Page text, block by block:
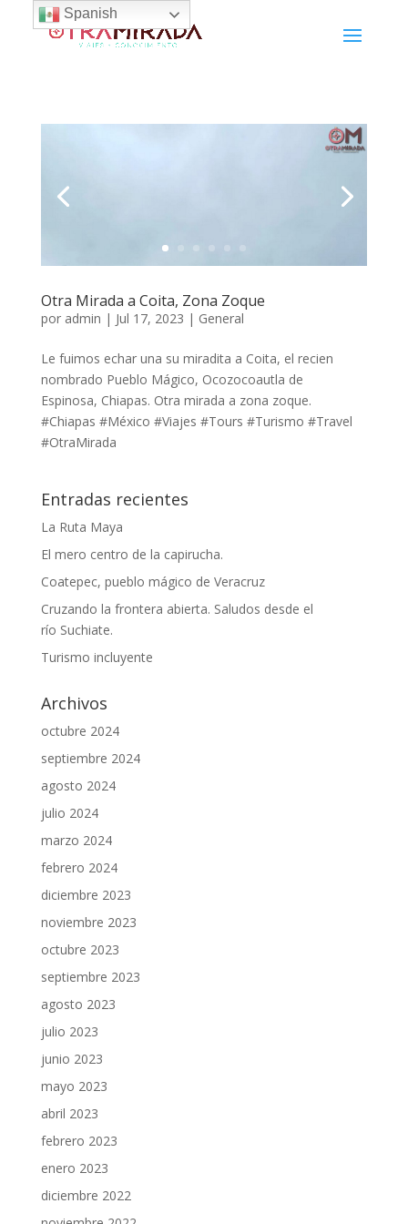
Otra Mirada a Coita, Zona Zoque
por admin | Jul 17, 2023 | General
Le fuimos echar una su miradita a Coita, el recien
nombrado Pueblo Mágico, Ocozocoautla de
Espinosa, Chiapas. Otra mirada a zona zoque.
#Chiapas #México #Viajes #Tours #Turismo #Travel
#OtraMirada
Entradas recientes
La Ruta Maya
El mero centro de la capirucha.
Coatepec, pueblo mágico de Veracruz
Cruzando la frontera abierta. Saludos desde el
río Suchiate.
Turismo incluyente
Archivos
octubre 2024
septiembre 2024
agosto 2024
julio 2024
marzo 2024
febrero 2024
diciembre 2023
noviembre 2023
octubre 2023
septiembre 2023
agosto 2023
julio 2023
junio 2023
mayo 2023
abril 2023
febrero 2023
enero 2023
diciembre 2022
Spanish